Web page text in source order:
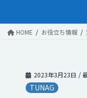
HOME お役立ち情報
2023年3月23日 /
TUNAG